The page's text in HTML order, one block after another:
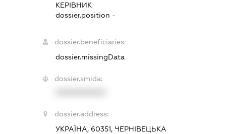
КЕРІВНИК
dossier.position -
dossier.beneficiaries:
dossier.missingData
dossier.smida:
dossier.address:
УКРАЇНА, 60351, ЧЕРНІВЕЦЬКА